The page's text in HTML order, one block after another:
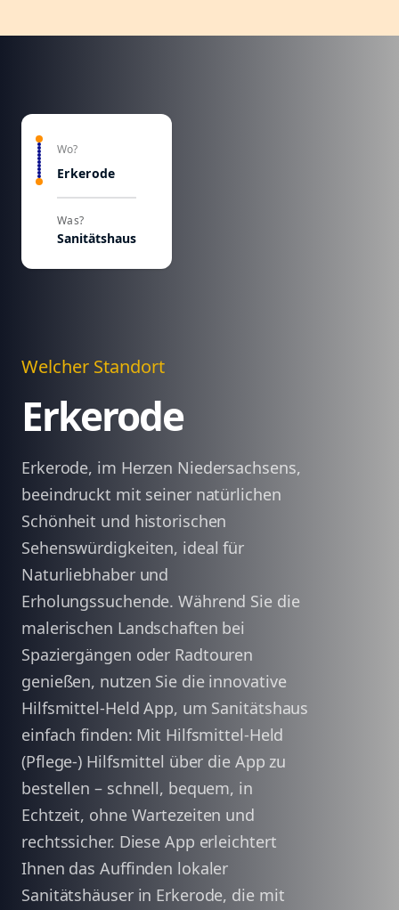
Wo?
Erkerode
Was?
Sanitätshaus
Welcher Standort
Erkerode
Erkerode, im Herzen Niedersachsens,
beeindruckt mit seiner natürlichen
Schönheit und historischen
Sehenswürdigkeiten, ideal für
Naturliebhaber und
Erholungssuchende. Während Sie die
malerischen Landschaften bei
Spaziergängen oder Radtouren
genießen, nutzen Sie die innovative
Hilfsmittel-Held App, um Sanitätshaus
einfach finden: Mit Hilfsmittel-Held
(Pflege-) Hilfsmittel über die App zu
bestellen – schnell, bequem, in
Echtzeit, ohne Wartezeiten und
rechtssicher. Diese App erleichtert
Ihnen das Auffinden lokaler
Sanitätshäuser in Erkerode, die mit